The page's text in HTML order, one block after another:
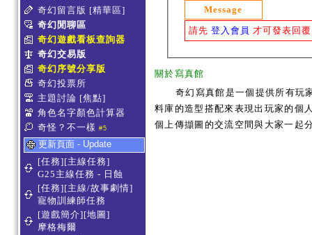
奇幻留言版 [精華區]
奇幻閒聊區
奇幻遊戲看板查詢器
奇幻交易版
奇幻序號分享版
奇幻投票所
主題討論 [焦點]
角色名字顏色計算器
奇怪？不一樣 #5
更新頁面 - Update
[任務][主線任務]
G25主線任務 - 日蝕
[任務][主線/故事劇情]
寵物訓練師任務
[遊戲簡介][地圖]
摩格梅爾
Message
請先 登入會員 才可發表回
關於寫真館
奇幻寫真館是一個提供所有玩
料庫的造型搭配來表現出玩家的個
個上傳擷圖的交流空間與大家一起